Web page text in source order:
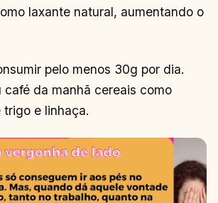
laxante natural, aumentando o
pelo menos 30g por dia.
café da manhã cereais como
e linhaça.